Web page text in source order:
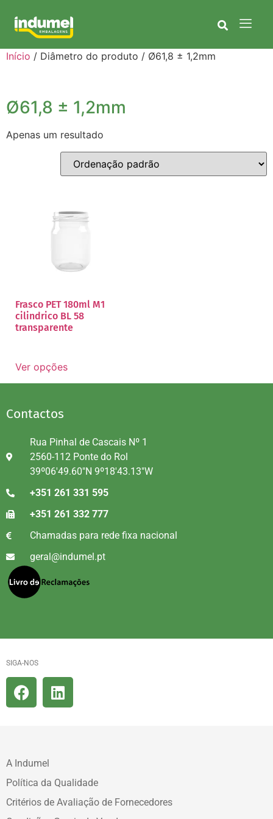
Início / Diâmetro do produto / Ø61,8 ± 1,2mm
Ø61,8 ± 1,2mm
Apenas um resultado
Frasco PET 180ml M1
cilindrico BL 58
transparente
Ver opções
Contactos
Rua Pinhal de Cascais Nº 1
2560-112 Ponte do Rol
39º06'49.60"N 9º18'43.13"W
+351 261 331 595
+351 261 332 777
Chamadas para rede fixa nacional
geral@indumel.pt
SIGA-NOS
A Indumel
Política da Qualidade
Critérios de Avaliação de Fornecedores